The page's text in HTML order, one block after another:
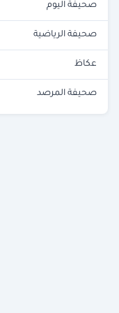
صحيفة اليوم
صحيفة الرياضية
عكاظ
صحيفة المرصد